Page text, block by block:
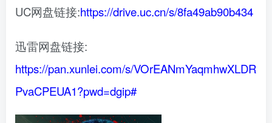
UC网盘链接:https://drive.uc.cn/s/8fa49ab90b434
迅雷网盘链接:
https://pan.xunlei.com/s/VOrEANmYaqmhwXLDR
PvaCPEUA1?pwd=dgip#